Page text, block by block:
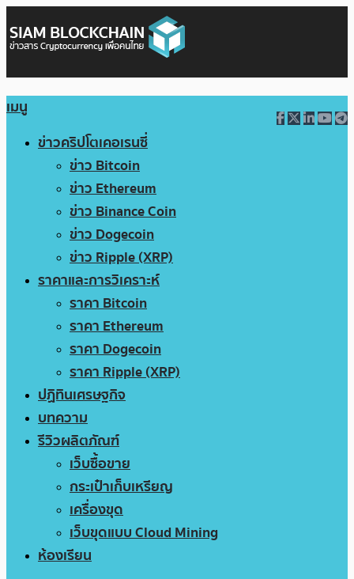
เมนู
ข่าวคริปโตเคอเรนซี่
ข่าว Bitcoin
ข่าว Ethereum
ข่าว Binance Coin
ข่าว Dogecoin
ข่าว Ripple (XRP)
ราคาและการวิเคราะห์
ราคา Bitcoin
ราคา Ethereum
ราคา Dogecoin
ราคา Ripple (XRP)
ปฏิทินเศรษฐกิจ
บทความ
รีวิวผลิตภัณฑ์
เว็บซื้อขาย
กระเป๋าเก็บเหรียญ
เครื่องขุด
เว็บขุดแบบ Cloud Mining
ห้องเรียน